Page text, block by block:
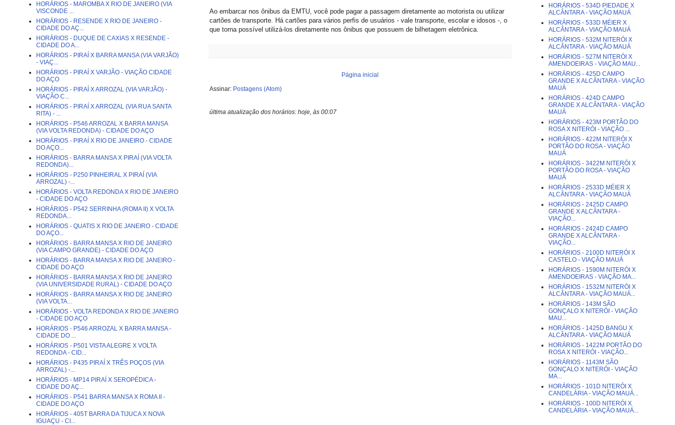
Ao embarcar nos ônibus da EMTU, você pode pagar a passagem diretamente ao motorista ou utilizar
cartões de transporte. Há cartões para vários perfis de usuários - vale transporte, escolar e idosos -, o
que torna possível utilizá-los diretamente nos ônibus que possuem de bilhetagem eletrônica.
Página inicial
Assinar: Postagens (Atom)
última atualização dos horários: hoje, às 00:07
HORÁRIOS - MAROMBA X RIO DE JANEIRO (VIA
VISCONDE ...
HORÁRIOS - RESENDE X RIO DE JANEIRO -
CIDADE DO AÇ...
HORÁRIOS - DUQUE DE CAXIAS X RESENDE -
CIDADE DO A...
HORÁRIOS - PIRAÍ X BARRA MANSA (VIA VARJÃO)
- VIAÇ...
HORÁRIOS - PIRAÍ X VARJÃO - VIAÇÃO CIDADE
DO AÇO
HORÁRIOS - PIRAÍ X ARROZAL (VIA VARJÃO) -
VIAÇÃO C...
HORÁRIOS - PIRAÍ X ARROZAL (VIA RUA SANTA
RITA) - ...
HORÁRIOS - P546 ARROZAL X BARRA MANSA
(VIA VOLTA REDONDA) - CIDADE DO AÇO
HORÁRIOS - PIRAÍ X RIO DE JANEIRO - CIDADE
DO AÇO...
HORÁRIOS - BARRA MANSA X PIRAÍ (VIA VOLTA
REDONDA)...
HORÁRIOS - P250 PINHEIRAL X PIRAÍ (VIA
ARROZAL) -...
HORÁRIOS - VOLTA REDONDA X RIO DE JANEIRO
- CIDADE DO AÇO
HORÁRIOS - P542 SERRINHA (ROMA II) X VOLTA
REDONDA...
HORÁRIOS - QUATIS X RIO DE JANEIRO - CIDADE
DO AÇO...
HORÁRIOS - BARRA MANSA X RIO DE JANEIRO
(VIA CAMPO GRANDE) - CIDADE DO AÇO
HORÁRIOS - BARRA MANSA X RIO DE JANEIRO -
CIDADE DO AÇO
HORÁRIOS - BARRA MANSA X RIO DE JANEIRO
(VIA UNIVERSIDADE RURAL) - CIDADE DO AÇO
HORÁRIOS - BARRA MANSA X RIO DE JANEIRO
(VIA VOLTA...
HORÁRIOS - VOLTA REDONDA X RIO DE JANEIRO
- CIDADE DO AÇO
HORÁRIOS - P546 ARROZAL X BARRA MANSA -
CIDADE DO ...
HORÁRIOS - P501 VISTA ALEGRE X VOLTA
REDONDA - CID...
HORÁRIOS - P435 PIRAÍ X TRÊS POÇOS (VIA
ARROZAL) -...
HORÁRIOS - MP14 PIRAÍ X SEROPÉDICA -
CIDADE DO AÇ...
HORÁRIOS - P541 BARRA MANSA X ROMA II -
CIDADE DO AÇO
HORÁRIOS - 405T BARRA DA TIJUCA X NOVA
IGUAÇU - CI...
HORÁRIOS - 534D PIEDADE X
ALCÂNTARA - VIAÇÃO MAUÁ
HORÁRIOS - 533D MÉIER X
ALCÂNTARA - VIAÇÃO MAUÁ
HORÁRIOS - 532M NITERÓI X
ALCÂNTARA - VIAÇÃO MAUÁ
HORÁRIOS - 527M NITERÓI X
AMENDOEIRAS - VIAÇÃO MAU...
HORÁRIOS - 425D CAMPO
GRANDE X ALCÂNTARA - VIAÇÃO
MAUÁ
HORÁRIOS - 424D CAMPO
GRANDE X ALCÂNTARA - VIAÇÃO
MAUÁ
HORÁRIOS - 423M PORTÃO DO
ROSA X NITERÓI - VIAÇÃO ...
HORÁRIOS - 422M NITERÓI X
PORTÃO DO ROSA - VIAÇÃO
MAUÁ
HORÁRIOS - 3422M NITERÓI X
PORTÃO DO ROSA - VIAÇÃO
MAUÁ
HORÁRIOS - 2533D MÉIER X
ALCÂNTARA - VIAÇÃO MAUÁ
HORÁRIOS - 2425D CAMPO
GRANDE X ALCÂNTARA -
VIAÇÃO...
HORÁRIOS - 2424D CAMPO
GRANDE X ALCÂNTARA -
VIAÇÃO...
HORÁRIOS - 2100D NITERÓI X
CASTELO - VIAÇÃO MAUÁ
HORÁRIOS - 1590M NITERÓI X
AMENDOEIRAS - VIAÇÃO MA...
HORÁRIOS - 1532M NITERÓI X
ALCÂNTARA - VIAÇÃO MAUÁ...
HORÁRIOS - 143M SÃO
GONÇALO X NITERÓI - VIAÇÃO
MAU...
HORÁRIOS - 1425D BANGU X
ALCÂNTARA - VIAÇÃO MAUÁ
HORÁRIOS - 1422M PORTÃO DO
ROSA X NITERÓI - VIAÇÃO...
HORÁRIOS - 1143M SÃO
GONÇALO X NITERÓI - VIAÇÃO
MA...
HORÁRIOS - 101D NITERÓI X
CANDELÁRIA - VIAÇÃO MAUÁ...
HORÁRIOS - 100D NITERÓI X
CANDELÁRIA - VIAÇÃO MAUÁ...